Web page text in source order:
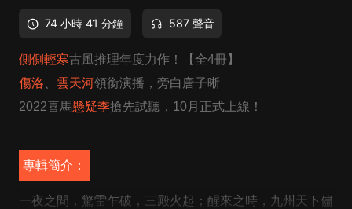
74 小時 41 分鐘 587 聲音
側側輕寒古風推理年度力作！【全4冊】
傷洛
雲天河領銜演播，旁白 唐子晰
2022喜馬懸疑季搶先試聽，10月正式上線！
專輯簡介：
一夜之間，驚雷乍破，三殿火起；醒來之時，九州天下儘